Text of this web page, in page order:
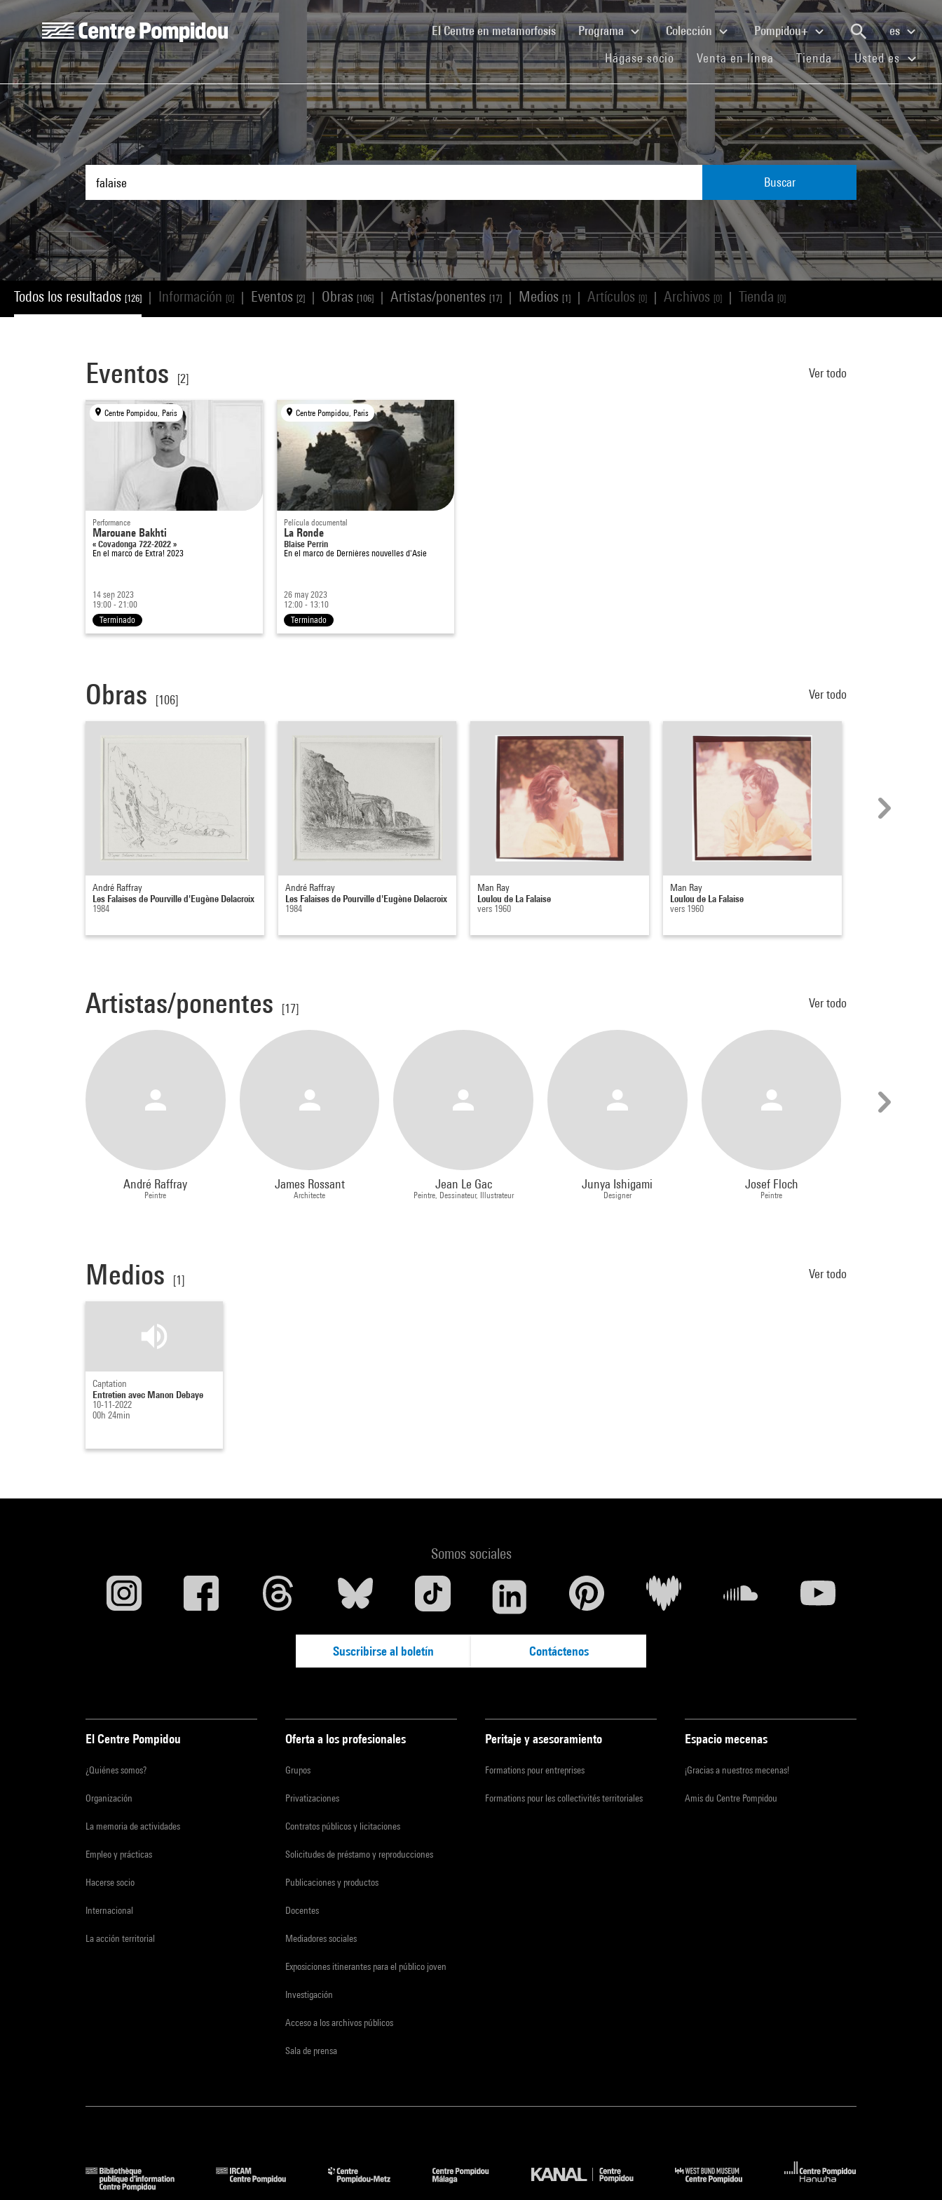
Skip to main content
Centre Pompidou
El Centre en metamorfosis(current)Programa Colección Pompidou+
es
Hágase socio(current)Venta en línea(current)
Tienda(current)Usted es
Buscar
Todos los resultados [126] Información [0] Eventos [2] Obras [106] Artistas/ponentes [17] Medios [1] Artículos [0] Archivos [0] Tienda [0]
Eventos [2] Ver todo
Centre Pompidou, Paris
Performance
Marouane Bakhti
« Covadonga 722-2022 »
En el marco de Extra! 2023
14 sep 2023
19:00 - 21:00
Terminado
Centre Pompidou, Paris
Película documental
La Ronde
Blaise Perrin
En el marco de Dernières nouvelles d'Asie
26 may 2023
12:00 - 13:10
Terminado
Obras [106] Ver todo
André Raffray
Les Falaises de Pourville d'Eugène Delacroix
1984
André Raffray
Les Falaises de Pourville d'Eugène Delacroix
1984
Man Ray
Loulou de La Falaise
vers 1960
Man Ray
Loulou de La Falaise
vers 1960
Artistas/ponentes [17] Ver todo
André Raffray
Peintre
James Rossant
Architecte
Jean Le Gac
Peintre, Dessinateur, Illustrateur
Junya Ishigami
Designer
Josef Floch
Peintre
Medios [1] Ver todo
Captation
Entretien avec Manon Debaye
10-11-2022
00h 24min
Somos sociales
Suscribirse al boletín Contáctenos
El Centre Pompidou
¿Quiénes somos?
Organización
La memoria de actividades
Empleo y prácticas
Hacerse socio
Internacional
La acción territorial
Oferta a los profesionales
Grupos
Privatizaciones
Contratos públicos y licitaciones
Solicitudes de préstamo y reproducciones
Publicaciones y productos
Docentes
Mediadores sociales
Exposiciones itinerantes para el público joven
Investigación
Acceso a los archivos públicos
Sala de prensa
Peritaje y asesoramiento
Formations pour entreprises
Formations pour les collectivités territoriales
Espacio mecenas
¡Gracias a nuestros mecenas!
Amis du Centre Pompidou